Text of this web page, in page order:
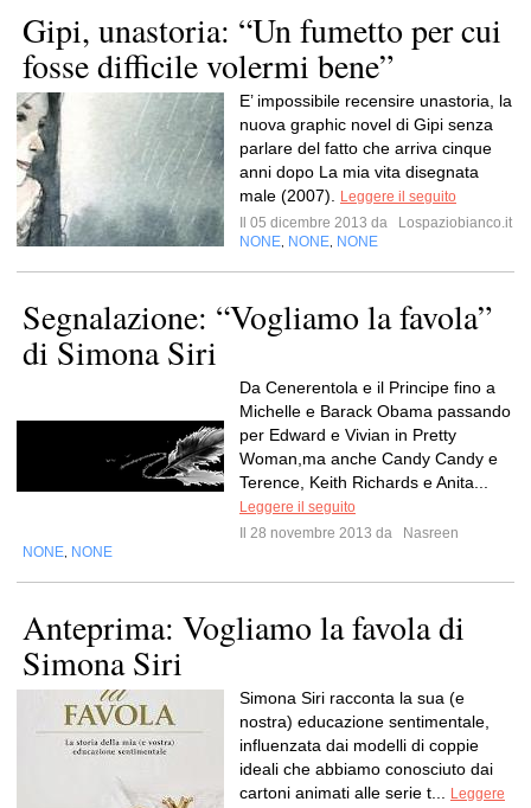
Gipi, unastoria: “Un fumetto per cui
fosse difficile volermi bene”
E’ impossibile recensire unastoria, la
nuova graphic novel di Gipi senza
parlare del fatto che arriva cinque
anni dopo La mia vita disegnata
male (2007).
Leggere il seguito
Il 05 dicembre 2013 da
Lospaziobianco.it
NONE NONE NONE
Segnalazione: “Vogliamo la favola”
di Simona Siri
Da Cenerentola e il Principe fino a
Michelle e Barack Obama passando
per Edward e Vivian in Pretty
Woman,ma anche Candy Candy e
Terence, Keith Richards e Anita...
Leggere il seguito
Il 28 novembre 2013 da
Nasreen
NONE NONE
Anteprima: Vogliamo la favola di
Simona Siri
Simona Siri racconta la sua (e
nostra) educazione sentimentale,
influenzata dai modelli di coppie
ideali che abbiamo conosciuto dai
cartoni animati alle serie t...
Leggere